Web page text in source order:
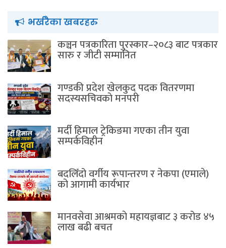
भर्खरैका खबरहरु
कञ्चन पत्रकारिता पुरस्कार–२०८३ बाट पत्रकार
सारु र जीटी सम्मानित
गण्डकी प्रदेश खेलकुद पदक वितरणमा
सदस्यसचिवकाे मनपरी
मर्दी हिमाल ट्रेकिङमा गएका तीन युवा
सम्पर्कविहीन
बदलिँदो वर्गीय रूपान्तरण र नेकपा (एमाले)
को आगामी कार्यभार
मानवसेवा आश्रमकाे‌ महायज्ञबाट ३ करोड ४५
लाख बढी बचत